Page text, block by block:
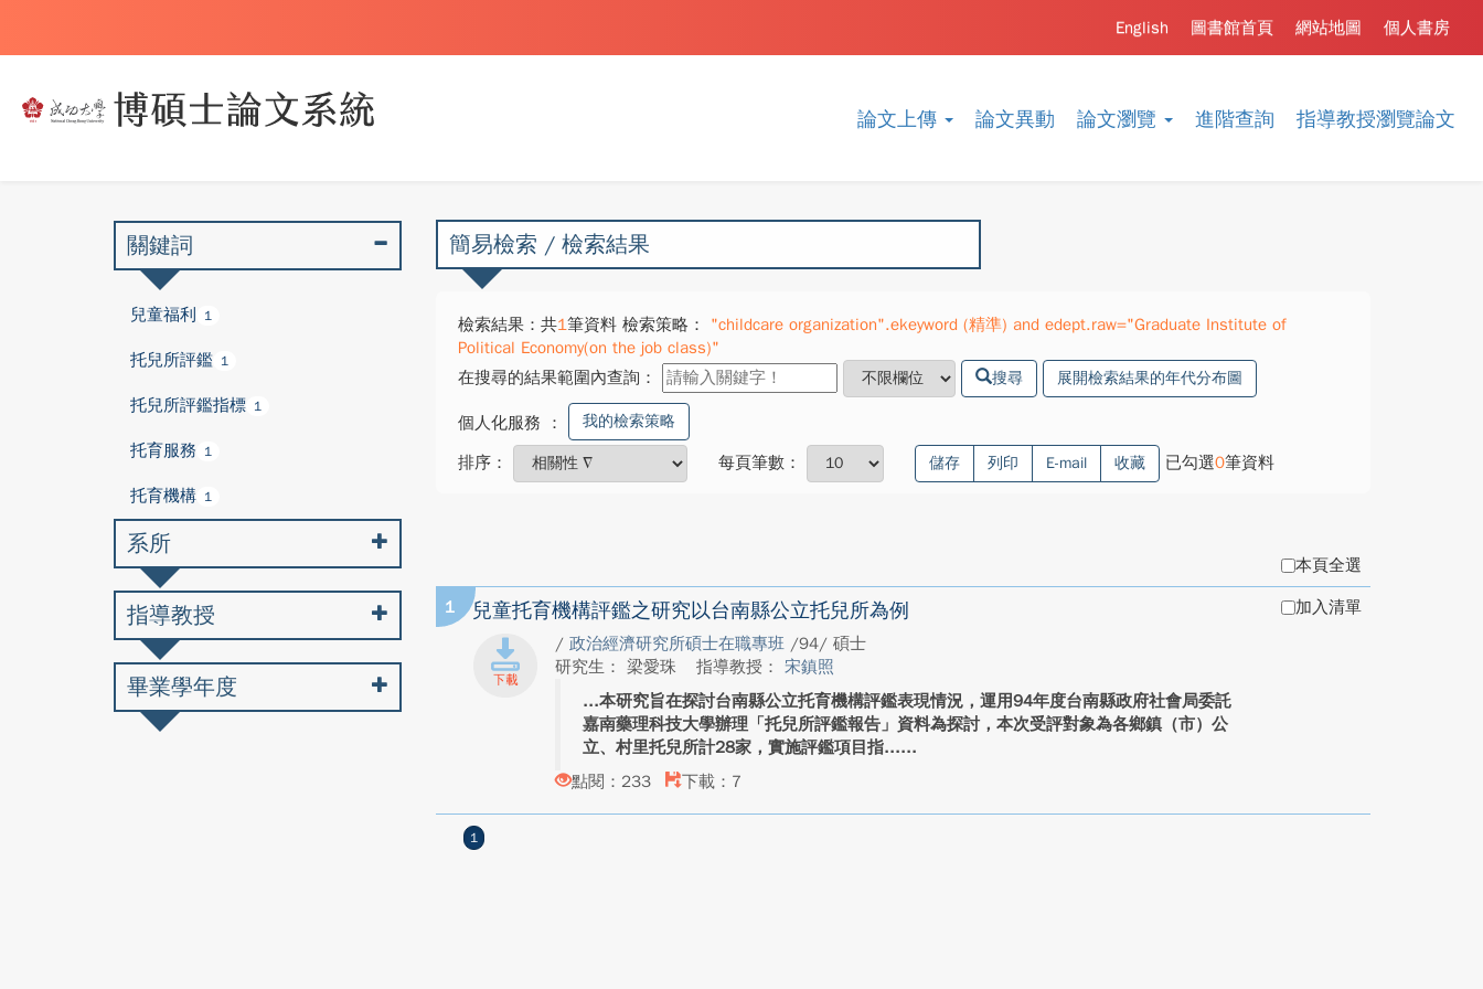
論文上傳 論文異動 論文瀏覽 進階查詢 指導教授瀏覽論文
個人書房
網站地圖
圖書館首頁
English
簡易檢索 / 檢索結果
檢索結果：共1筆資料 檢索策略：
"childcare organization".ekeyword (精準) and edept.raw="Graduate Institute of
Political Economy(on the job class)"
在搜尋的結果範圍內查詢：
搜尋 展開檢索結果的年代分布圖
個人化服務 ： 我的檢索策略
排序： 每頁筆數： 儲存 列印 E-mail 收藏 已勾選0筆資料
本頁全選
1 兒童托育機構評鑑之研究以台南縣公立托兒所為例
/ 政治經濟研究所碩士在職專班 /94/ 碩士
研究生： 梁愛珠
指導教授： 宋鎮照
本研究旨在探討台南縣公立托育機構評鑑表現情況，運用94年度台南縣政府社會局委託
嘉南藥理科技大學辦理「托兒所評鑑報告」資料為探討，本次受評對象為各鄉鎮（市）公
立、村里托兒所計28家，實施評鑑項目指...
點閱：233
下載：7
加入清單
1
關鍵詞
兒童福利 1
托兒所評鑑 1
托兒所評鑑指標 1
托育服務 1
托育機構 1
系所
指導教授
畢業學年度